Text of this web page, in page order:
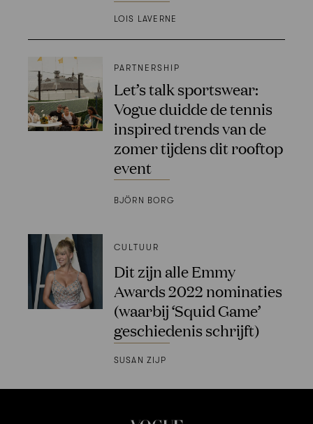
LOIS LAVERNE
PARTNERSHIP
Let’s talk sportswear:
Vogue duidde de tennis
inspired trends van de
zomer tijdens dit rooftop
event
BJÖRN BORG
CULTUUR
Dit zijn alle Emmy
Awards 2022 nominaties
(waarbij ‘Squid Game’
geschiedenis schrijft)
SUSAN ZIJP